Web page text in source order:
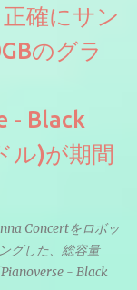
確にサン
のグラ
- Black
ル)が期間
Concertをロボッ
グした、総容量
- Black